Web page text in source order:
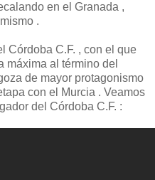
en el Granada ,
.
Córdoba C.F. , con el que
máxima al término del
de mayor protagonismo
con el Murcia . Veamos
del Córdoba C.F. :